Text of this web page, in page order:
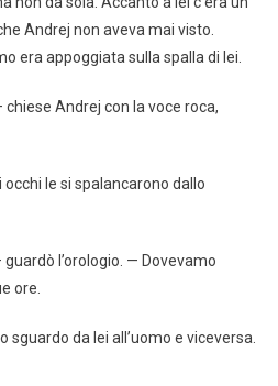
Andrej non aveva mai visto.
era appoggiata sulla spalla di lei.
Andrej con la voce roca,
occhi le si spalancarono dallo
l’orologio. — Dovevamo
ore.
sguardo da lei all’uomo e viceversa.